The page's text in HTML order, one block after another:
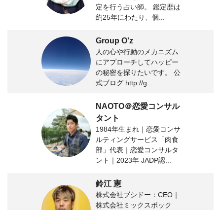
定を行う占い師。 鑑定歴は
約25年にわたり、個...
Group O'z
人の心や行動のメカニズム
にアプローチしてハッピー
の秘密を探りたいです。 公
式ブログ http://g...
NAOTO＠恋愛コンサル
タント
1984年生まれ｜恋愛コンサ
ルティングサービス「肉食
部」代表｜恋愛コンサルタ
ント｜2023年 JADP認...
鈴江 憲
株式会社ブシドー：CEO｜
株式会社ミックスボック